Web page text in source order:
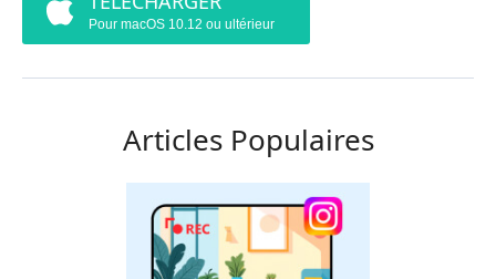
Pour macOS 10.12 ou ultérieur
Articles Populaires